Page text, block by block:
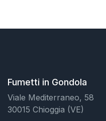
Fumetti in Gondola
Viale Mediterraneo, 58
30015 Chioggia (VE)